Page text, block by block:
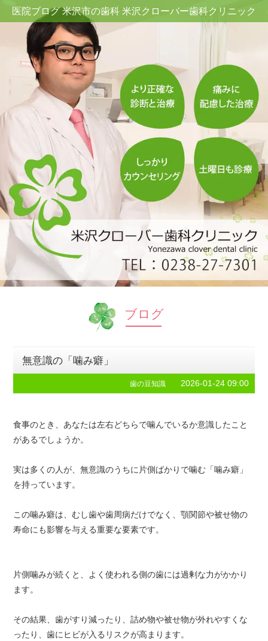
医院ブログ 米沢市の歯科 米沢クローバー歯科クリニック
ブログ
無意識の「噛み癖」
歯の豆知識 2026-01-24 09:00
食事のとき、あなたは左右どちらで噛んでいるか意識したこと
があるでしょうか。
実は多くの人が、無意識のうちに片側ばかりで噛む「噛み癖」
を持っています。
この噛み癖は、むし歯や歯周病だけでなく、顎関節や被せ物の
寿命にも影響を与える重要な要素です。
片側噛みが続くと、よく使われる側の歯には過剰な力がかかり
ます。
その結果、歯がすり減ったり、詰め物や被せ物が外れやすくな
ったり、歯にヒビが入るリスクが高まります。